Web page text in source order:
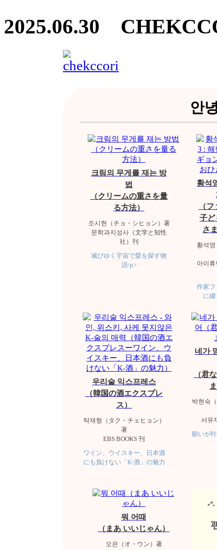
2025.06.30
안
크림의 무게를 재는 방
법
（クリームの重さを量
る方法）
조시현（チョ・シヒョン）著
문학과지성사（文学と知性
社）刊
滅びゆく宇宙で愛を探す物
語/p>
황석
（
子ど
さ
황석
아이
作家フ
に
우리술 익스프레스
（韓国の酒エクスプレ
ス）
탁재형（タク・チェヒョン）
著
EBS BOOKS 刊
ワイン、ウイスキー、日本酒
にも負けない「K-酒」の魅力
네가
（君
박현숙
서유
願いが
뭐 어때
（まあ いいじゃん）
오은（オ・ウン）著